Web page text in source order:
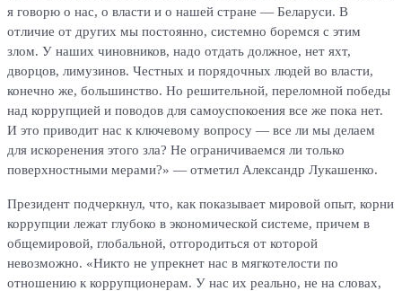
я говорю о нас, о власти и о нашей стране — Беларуси. В
отличие от других мы постоянно, системно боремся с этим
злом. У наших чиновников, надо отдать должное, нет яхт,
дворцов, лимузинов. Честных и порядочных людей во власти,
конечно же, большинство. Но решительной, переломной победы
над коррупцией и поводов для самоуспокоения все же пока нет.
И это приводит нас к ключевому вопросу — все ли мы делаем
для искоренения этого зла? Не ограничиваемся ли только
поверхностными мерами?» — отметил Александр Лукашенко.
Президент подчеркнул, что, как показывает мировой опыт, корни
коррупции лежат глубоко в экономической системе, причем в
общемировой, глобальной, отгородиться от которой
невозможно. «Никто не упрекнет нас в мягкотелости по
отношению к коррупционерам. У нас их реально, не на словах,